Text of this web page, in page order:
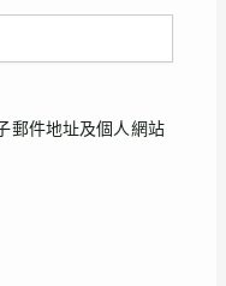
郵件地址及個人網站